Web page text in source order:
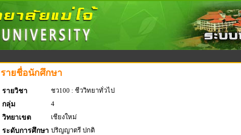
รายชื่อนักศึกษา
รายวิชา
ชว100 : ชีววิทยาทั่วไป
กลุ่ม
4
วิทยาเขต
เชียงใหม่
ระดับการศึกษา ปริญญาตรี ปกติ